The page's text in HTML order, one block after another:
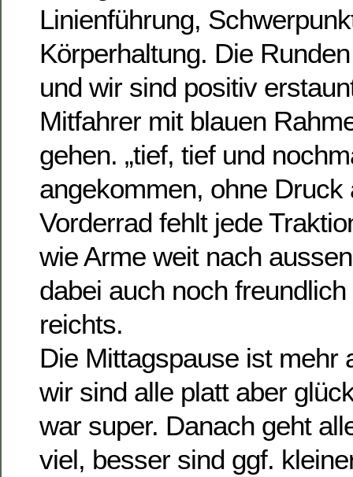
Linienführung,
Körperhaltung. Die
und wir sind positiv
Mitfahrer mit blauen
gehen. „tief, tief und
angekommen, ohne Druck
Vorderrad fehlt jede
wie Arme weit nach
dabei auch noch
reichts.
Die Mittagspause ist mehr
wir sind alle platt aber
war super. Danach geht
viel, besser sind ggf.